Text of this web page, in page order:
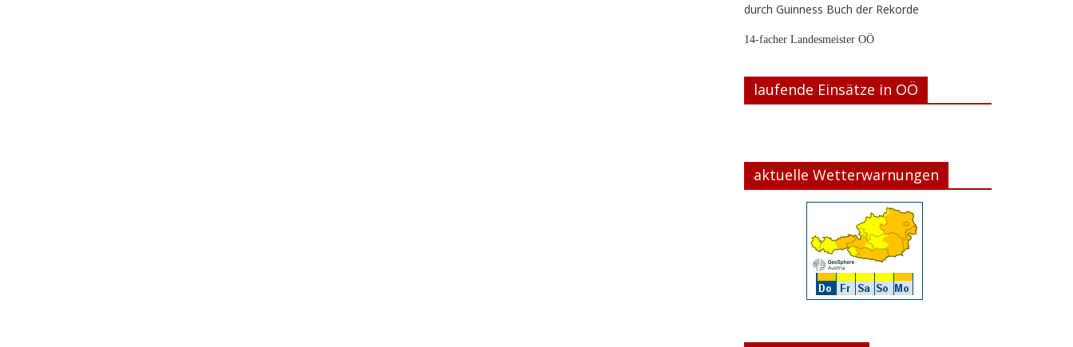
durch Guinness Buch der Rekorde
14-facher Landesmeister OÖ
laufende Einsätze in OÖ
aktuelle Wetterwarnungen